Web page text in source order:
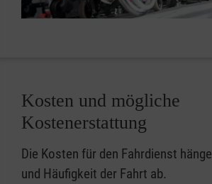
Kosten und mögliche
Kostenerstattung
Die Kosten für den Fahrdienst
und Häufigkeit der Fahrt ab.